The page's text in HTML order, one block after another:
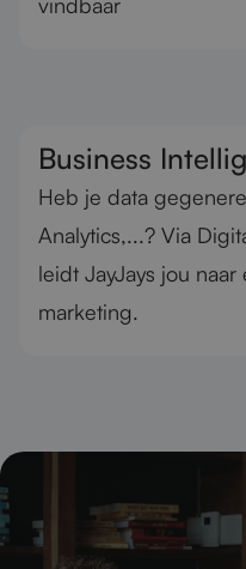
Business
Heb je data
Analytics,...? Via
leidt JayJays jou
marketing.